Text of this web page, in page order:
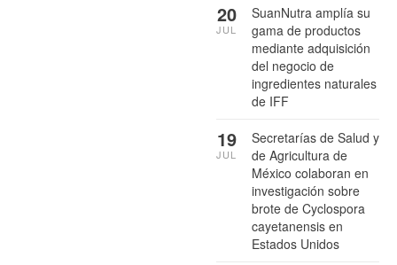
SuanNutra amplía su
gama de productos
mediante adquisición
del negocio de
ingredientes naturales
de IFF
20
JUL
Secretarías de Salud y
de Agricultura de
México colaboran en
investigación sobre
brote de Cyclospora
cayetanensis en
Estados Unidos
19
JUL